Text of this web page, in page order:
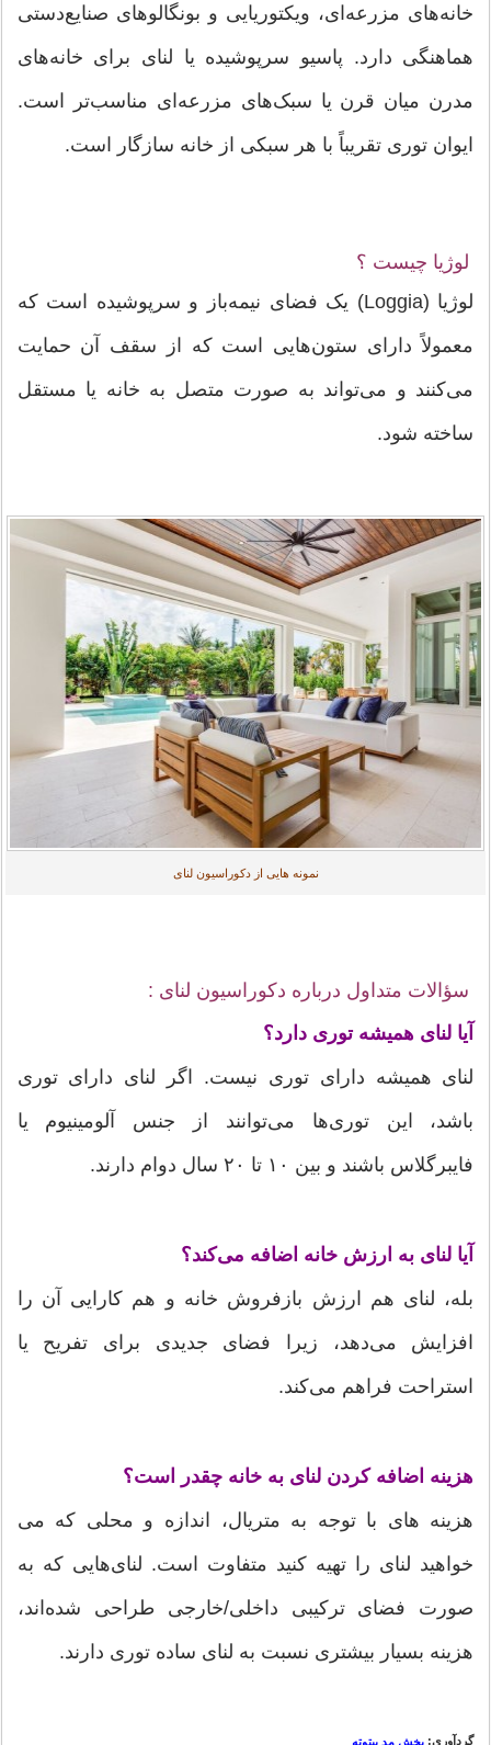
خانه‌های مزرعه‌ای، ویکتوریایی و بونگالوهای صنایع‌دستی
هماهنگی دارد. پاسیو سرپوشیده یا لنای برای خانه‌های
مدرن میان قرن یا سبک‌های مزرعه‌ای مناسب‌تر است.
ایوان توری تقریباً با هر سبکی از خانه سازگار است.
لوژیا چیست ؟
لوژیا (Loggia) یک فضای نیمه‌باز و سرپوشیده است که
معمولاً دارای ستون‌هایی است که از سقف آن حمایت
می‌کنند و می‌تواند به صورت متصل به خانه یا مستقل
ساخته شود.
نمونه هایی از دکوراسیون لنای
سؤالات متداول درباره دکوراسیون لنای :
آیا لنای همیشه توری دارد؟
لنای همیشه دارای توری نیست. اگر لنای دارای توری
باشد، این توری‌ها می‌توانند از جنس آلومینیوم یا
فایبرگلاس باشند و بین ۱۰ تا ۲۰ سال دوام دارند.
آیا لنای به ارزش خانه اضافه می‌کند؟
بله، لنای هم ارزش بازفروش خانه و هم کارایی آن را
افزایش می‌دهد، زیرا فضای جدیدی برای تفریح یا
استراحت فراهم می‌کند.
هزینه اضافه کردن لنای به خانه چقدر است؟
هزینه های با توجه به متریال، اندازه و محلی که می
خواهید لنای را تهیه کنید متفاوت است. لنای‌هایی که به
صورت فضای ترکیبی داخلی/خارجی طراحی شده‌اند،
هزینه بسیار بیشتری نسبت به لنای ساده توری دارند.
گردآوری: بخش مد بیتوته